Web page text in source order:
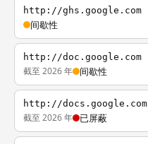
http://ghs.google.com
间歇性
http://doc.google.com
截至 2026 年 间歇性
http://docs.google.com
截至 2026 年 已屏蔽